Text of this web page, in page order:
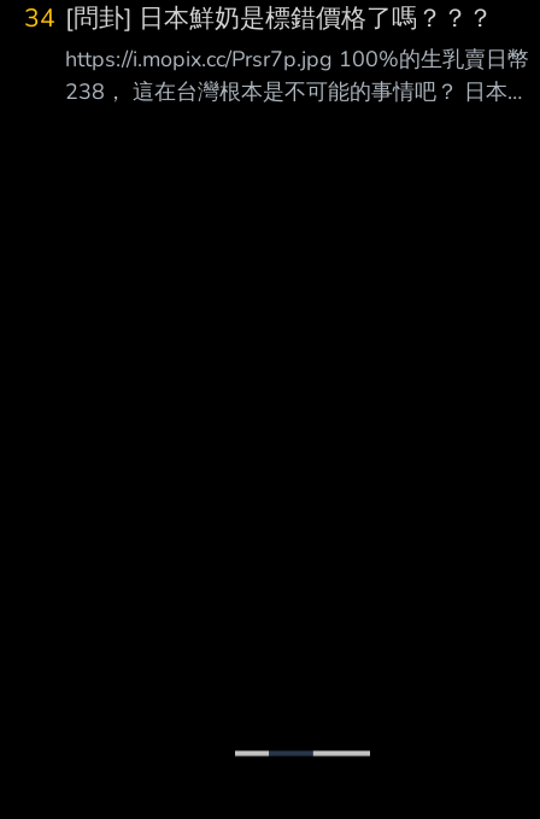
34 [問卦] 日本鮮奶是標錯價格了嗎？？？
https://i.mopix.cc/Prsr7p.jpg 100%的生乳賣日幣
238， 這在台灣根本是不可能的事情吧？ 日本鮮